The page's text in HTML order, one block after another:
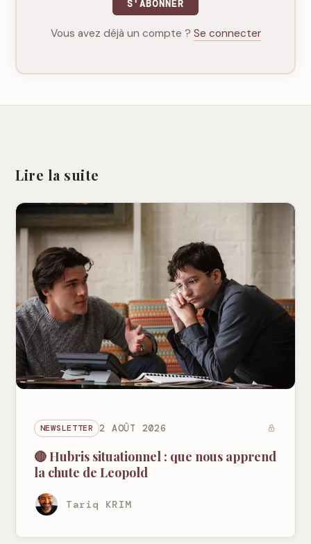
S'ABONNER
Vous avez déjà un compte ? Se connecter
Lire la suite
NEWSLETTER 2 AOÛT 2026
🔴 Hubris situationnel : que nous apprend
la chute de Leopold
Tariq KRIM